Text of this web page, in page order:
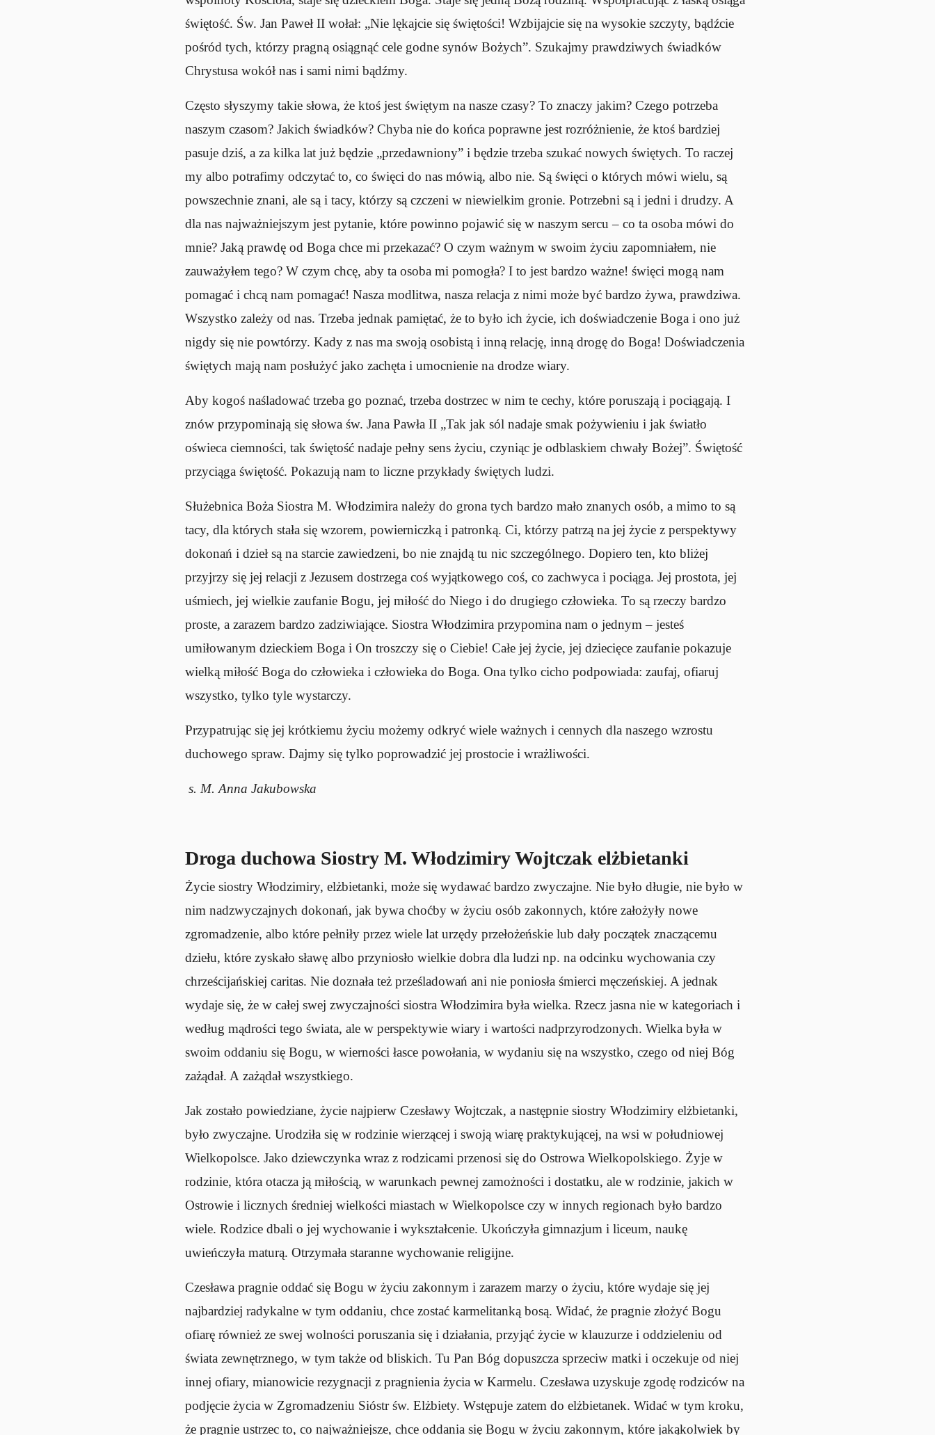
świętość. Św. Jan Paweł II wołał: „Nie lękajcie się świętości! Wzbijajcie się na wysokie szczyty, bądźcie
pośród tych, którzy pragną osiągnąć cele godne synów Bożych”. Szukajmy prawdziwych świadków
Chrystusa wokół nas i sami nimi bądźmy.
Często słyszymy takie słowa, że ktoś jest świętym na nasze czasy? To znaczy jakim? Czego potrzeba
naszym czasom? Jakich świadków? Chyba nie do końca poprawne jest rozróżnienie, że ktoś bardziej
pasuje dziś, a za kilka lat już będzie „przedawniony” i będzie trzeba szukać nowych świętych. To raczej
my albo potrafimy odczytać to, co święci do nas mówią, albo nie. Są święci o których mówi wielu, są
powszechnie znani, ale są i tacy, którzy są czczeni w niewielkim gronie. Potrzebni są i jedni i drudzy. A
dla nas najważniejszym jest pytanie, które powinno pojawić się w naszym sercu – co ta osoba mówi do
mnie? Jaką prawdę od Boga chce mi przekazać? O czym ważnym w swoim życiu zapomniałem, nie
zauważyłem tego? W czym chcę, aby ta osoba mi pomogła? I to jest bardzo ważne! święci mogą nam
pomagać i chcą nam pomagać! Nasza modlitwa, nasza relacja z nimi może być bardzo żywa, prawdziwa.
Wszystko zależy od nas. Trzeba jednak pamiętać, że to było ich życie, ich doświadczenie Boga i ono już
nigdy się nie powtórzy. Kady z nas ma swoją osobistą i inną relację, inną drogę do Boga! Doświadczenia
świętych mają nam posłużyć jako zachęta i umocnienie na drodze wiary.
Aby kogoś naśladować trzeba go poznać, trzeba dostrzec w nim te cechy, które poruszają i pociągają. I
znów przypominają się słowa św. Jana Pawła II „Tak jak sól nadaje smak pożywieniu i jak światło
oświeca ciemności, tak świętość nadaje pełny sens życiu, czyniąc je odblaskiem chwały Bożej”. Świętość
przyciąga świętość. Pokazują nam to liczne przykłady świętych ludzi.
Służebnica Boża Siostra M. Włodzimira należy do grona tych bardzo mało znanych osób, a mimo to są
tacy, dla których stała się wzorem, powierniczką i patronką. Ci, którzy patrzą na jej życie z perspektywy
dokonań i dzieł są na starcie zawiedzeni, bo nie znajdą tu nic szczególnego. Dopiero ten, kto bliżej
przyjrzy się jej relacji z Jezusem dostrzega coś wyjątkowego coś, co zachwyca i pociąga. Jej prostota, jej
uśmiech, jej wielkie zaufanie Bogu, jej miłość do Niego i do drugiego człowieka. To są rzeczy bardzo
proste, a zarazem bardzo zadziwiające. Siostra Włodzimira przypomina nam o jednym – jesteś
umiłowanym dzieckiem Boga i On troszczy się o Ciebie! Całe jej życie, jej dziecięce zaufanie pokazuje
wielką miłość Boga do człowieka i człowieka do Boga. Ona tylko cicho podpowiada: zaufaj, ofiaruj
wszystko, tylko tyle wystarczy.
Przypatrując się jej krótkiemu życiu możemy odkryć wiele ważnych i cennych dla naszego wzrostu
duchowego spraw. Dajmy się tylko poprowadzić jej prostocie i wrażliwości.
s. M. Anna Jakubowska
Droga duchowa Siostry M. Włodzimiry Wojtczak elżbietanki
Życie siostry Włodzimiry, elżbietanki, może się wydawać bardzo zwyczajne. Nie było długie, nie było w
nim nadzwyczajnych dokonań, jak bywa choćby w życiu osób zakonnych, które założyły nowe
zgromadzenie, albo które pełniły przez wiele lat urzędy przełożeńskie lub dały początek znaczącemu
dziełu, które zyskało sławę albo przyniosło wielkie dobra dla ludzi np. na odcinku wychowania czy
chrześcijańskiej caritas. Nie doznała też prześladowań ani nie poniosła śmierci męczeńskiej. A jednak
wydaje się, że w całej swej zwyczajności siostra Włodzimira była wielka. Rzecz jasna nie w kategoriach i
według mądrości tego świata, ale w perspektywie wiary i wartości nadprzyrodzonych. Wielka była w
swoim oddaniu się Bogu, w wierności łasce powołania, w wydaniu się na wszystko, czego od niej Bóg
zażądał. A zażądał wszystkiego.
Jak zostało powiedziane, życie najpierw Czesławy Wojtczak, a następnie siostry Włodzimiry elżbietanki,
było zwyczajne. Urodziła się w rodzinie wierzącej i swoją wiarę praktykującej, na wsi w południowej
Wielkopolsce. Jako dziewczynka wraz z rodzicami przenosi się do Ostrowa Wielkopolskiego. Żyje w
rodzinie, która otacza ją miłością, w warunkach pewnej zamożności i dostatku, ale w rodzinie, jakich w
Ostrowie i licznych średniej wielkości miastach w Wielkopolsce czy w innych regionach było bardzo
wiele. Rodzice dbali o jej wychowanie i wykształcenie. Ukończyła gimnazjum i liceum, naukę
uwieńczyła maturą. Otrzymała staranne wychowanie religijne.
Czesława pragnie oddać się Bogu w życiu zakonnym i zarazem marzy o życiu, które wydaje się jej
najbardziej radykalne w tym oddaniu, chce zostać karmelitanką bosą. Widać, że pragnie złożyć Bogu
ofiarę również ze swej wolności poruszania się i działania, przyjąć życie w klauzurze i oddzieleniu od
świata zewnętrznego, w tym także od bliskich. Tu Pan Bóg dopuszcza sprzeciw matki i oczekuje od niej
innej ofiary, mianowicie rezygnacji z pragnienia życia w Karmelu. Czesława uzyskuje zgodę rodziców na
podjęcie życia w Zgromadzeniu Sióstr św. Elżbiety. Wstępuje zatem do elżbietanek. Widać w tym kroku,
że pragnie ustrzec to, co najważniejsze, chce oddania się Bogu w życiu zakonnym, które jakąkolwiek by